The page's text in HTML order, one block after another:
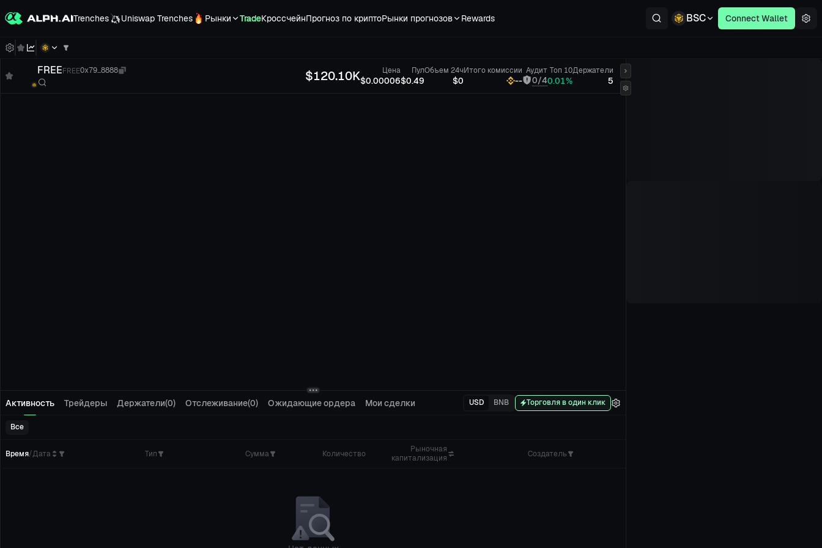
Trenches Uniswap Trenches Рынки TradeКроссчейнПрогноз по криптоРынки прогнозов Rewards BSC Connect Wallet
FREEFREE0x79...8888 $120.10K Цена
$0.00006
Пул
$0.49
Объем 24ч
$0
Итого комиссии
--
Аудит
0/4
Топ 10
0.01%
Держатели
5
Активность Трейдеры Держатели(0) Отслеживание(0) Ожидающие ордера Мои сделки USD BNB Торговля в один клик
Все
Время/Дата Тип Сумма Количество
Рыночная
капитализация
Создатель